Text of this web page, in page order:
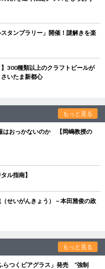
タンプラリー」開催！謎解きを楽
300種類以上のクラフトビールが
いたま新都心
もっと見る
はおっかないのか 【岡嶋教授の
ル指南】
せいがんきょう）－本田雅俊の政
もっと見る
らつくビアグラス」発売 “強制